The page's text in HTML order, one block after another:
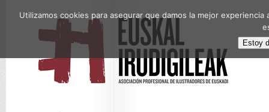
Utilizamos cookies para asegurar que damos la mejor
Estoy